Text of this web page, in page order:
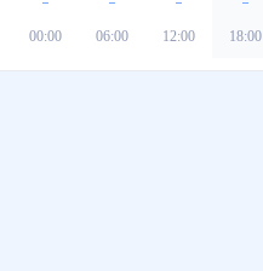
00:00 06:00 12:00 18:00